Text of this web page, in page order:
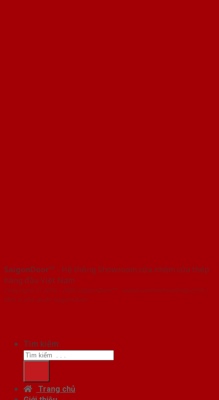
SaigonDoor™ - Hệ thống Showroom cửa nhôm cửa thép
hàng đầu Việt Nam
Copyright ⓒ 2016 – 2026 SaigonDoor™ - www.cuanhomcuathep.com |
Đơn vị chủ quản SaigonDoor
Tìm kiếm:
Trang chủ